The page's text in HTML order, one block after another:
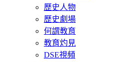
歷史人物
歷史劇場
何謂教育
教育灼見
DSE視頻